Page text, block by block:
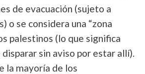
de evacuación (sujeto a
o se considera una “zona
palestinos (lo que significa
sin aviso por estar allí).
la mayoría de los